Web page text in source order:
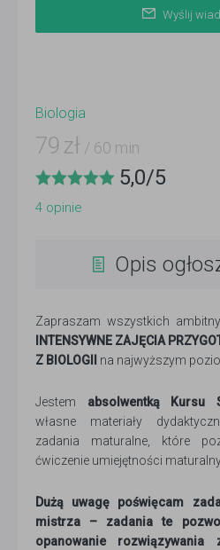
Wyślij
Biologia
79 zł / 60 min
5,0/5
4 opinie
Opis
Zapraszam wszystkich
INTENSYWNE ZAJĘCIA
Z BIOLOGII
na najwyższym
Jestem absolwentką Kursu
własne materiały
zadania maturalne, które
ćwiczenie umiejętności
Dużą uwagę poświęcam
mistrza – zadania te
opanowanie